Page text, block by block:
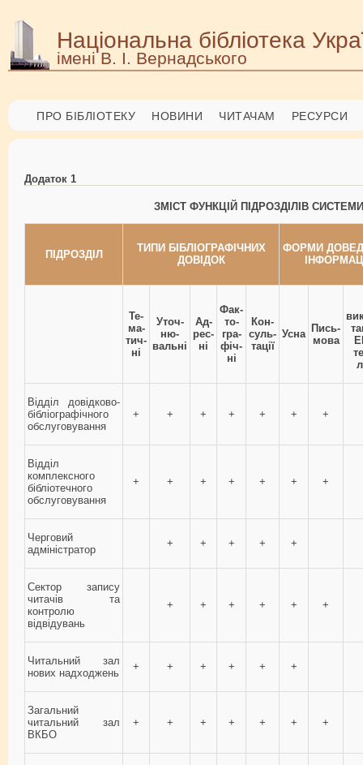
Національна бібліотека
імені В. І. Вернадського
ПРО БІБЛІОТЕКУ НОВИНИ ЧИТАЧАМ РЕСУРСИ
Додаток 1
ЗМІСТ ФУНКЦІЙ ПІДРОЗДІЛІВ
ПІДРОЗДІЛ
ТИПИ БІБЛІОГРАФІЧНИХ
ДОВІДОК
ФОРМИ
Те-
ма-
тич-
ні
Уточ-
ню-
вальні
Ад-
рес-
ні
Фак-
то-
гра-
фіч-
ні
Кон-
суль-
тації
Усна Пись-
мова
Відділ довідково-
бібліографічного
обслуговування
+ + + + + + +
Відділ
комплексного
бібліотечного
обслуговування
+ + + + + + +
Черговий
адміністратор
+ + + + +
Сектор запису
читачів та
контролю
відвідувань
+ + + + + +
Читальний зал
нових надходжень
+ + + + + +
Загальний
читальний зал
ВКБО
+ + + + + + +